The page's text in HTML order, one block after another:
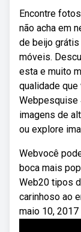
Encontre
não acha em
de beijo
móveis.
esta e muito
qualidade que
Webpesquise
imagens de
ou explore
Webvocê
boca mais
Web20 tipos
carinhoso ao
maio 10,